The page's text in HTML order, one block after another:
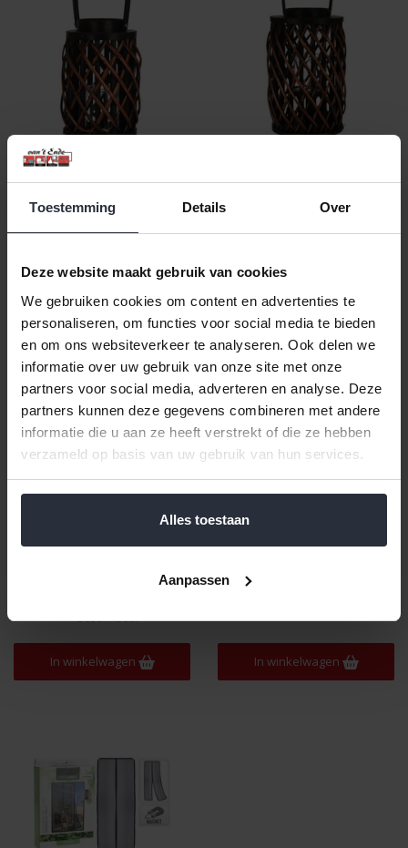
Toestemming Details Over
Deze website maakt gebruik van cookies
We gebruiken cookies om content en advertenties te
personaliseren, om functies voor social media te bieden
en om ons websiteverkeer te analyseren. Ook delen we
informatie over uw gebruik van onze site met onze
partners voor social media, adverteren en analyse. Deze
partners kunnen deze gegevens combineren met andere
informatie die u aan ze heeft verstrekt of die ze hebben
verzameld op basis van uw gebruik van hun services.
Alles toestaan
Aanpassen
Lantaarn riet 25cm bruin
€12,39 Excl. btw
Beschikbaar
In winkelwagen
€24,79 Excl. btw
Beschikbaar
In winkelwagen
Plantenrek met 4 schappen
zwart Progarden
Beschikbaar
In winkelwagen
Statafel wit 80x110cm
In winkelwagen